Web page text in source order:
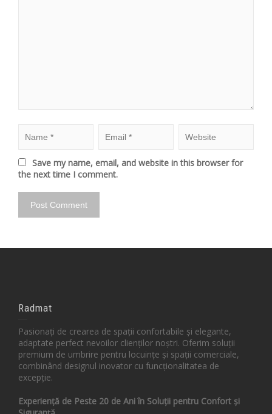
Save my name, email, and website in this browser for
the next time I comment.
Radmat
Pasionați de crearea de spații confortabile și elegante,
adaptate perfect nevoilor clienților noștri. Oferim soluții
premium de umbrire pentru locuințe și spații comerciale,
combinând designul inovator cu funcționalitatea de
excepție.
Experiență de Peste 20 de Ani în Soluții pentru Confort și